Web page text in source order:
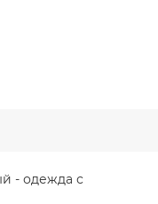
- одежда с